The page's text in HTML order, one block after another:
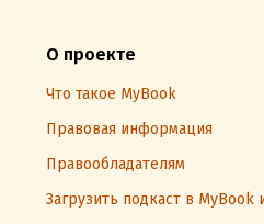
О проекте
Что такое MyBook
Правовая информация
Правообладателям
Загрузить подкаст в MyBook